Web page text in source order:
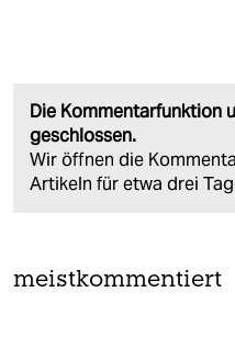
Die Kommentarfunktion
geschlossen.
Wir öffnen die
Artikeln für etwa drei
meistkommentiert